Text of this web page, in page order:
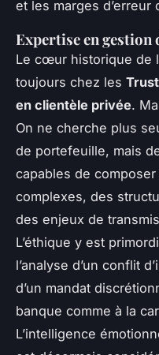
et les marges d’erreur
Expertise en
Le cœur historique de
toujours chez les
en clientèle privée.
On ne cherche plus
de portefeuille, mais
capables de
complexes, des
des enjeux de
L’éthique y est
l’analyse d’un conflit
d’un mandat
banque comme à la
L’intelligence